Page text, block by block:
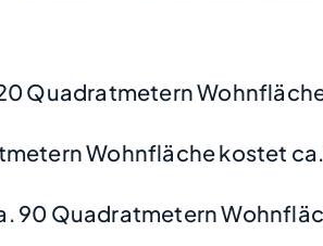
Quadratmetern
Wohnfläche kostet ca.
90 Quadratmetern